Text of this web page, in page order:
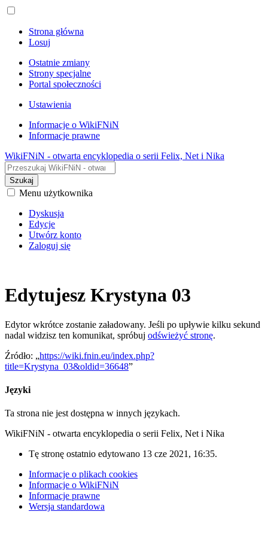
Strona główna
Losuj
Ostatnie zmiany
Strony specjalne
Portal społeczności
Ustawienia
Informacje o WikiFNiN
Informacje prawne
WikiFNiN - otwarta encyklopedia o serii Felix, Net i Nika
Szukaj
Menu użytkownika
Dyskusja
Edycje
Utwórz konto
Zaloguj się
Edytujesz Krystyna 03
Edytor wkrótce zostanie załadowany. Jeśli po upływie kilku sekund
nadal widzisz ten komunikat, spróbuj odświeżyć stronę.
Źródło: „https://wiki.fnin.eu/index.php?
title=Krystyna_03&oldid=36648”
Języki
Ta strona nie jest dostępna w innych językach.
WikiFNiN - otwarta encyklopedia o serii Felix, Net i Nika
Tę stronę ostatnio edytowano 13 cze 2021, 16:35.
Informacje o plikach cookies
Informacje o WikiFNiN
Informacje prawne
Wersja standardowa